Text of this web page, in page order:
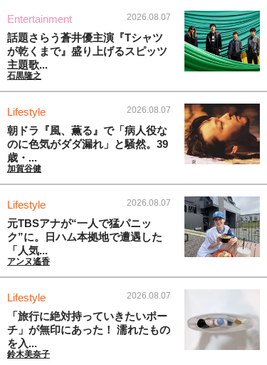
Entertainment 2026.08.07
話題さらう蒼井優主演『Tシャツ
が乾くまで』盛り上げるスピッツ
主題歌...
石黒隆之
Lifestyle 2026.08.07
朝ドラ『風、薫る』で「病人役な
のに色気がダダ漏れ」と騒然。39
歳・...
加賀谷健
Lifestyle 2026.08.07
元TBSアナが“一人で猛パニッ
ク”に。日ハム本拠地で遭遇した
「人気...
アンヌ遙香
Lifestyle 2026.08.07
「旅行に絶対持っていきたいポー
チ」が無印にあった！ 濡れたもの
を入...
鈴木美奈子